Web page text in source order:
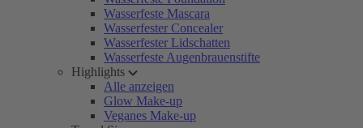
Wasserfeste Mascara
Wasserfester Concealer
Wasserfester Lidschatten
Wasserfeste Augenbrauenstifte
Highlights
Alle anzeigen
Glow Make-up
Veganes Make-up